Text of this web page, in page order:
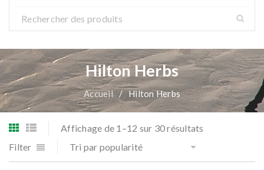
Hilton Herbs
Accueil / Hilton Herbs
Affichage de 1–12 sur 30 résultats
Filter
Tri par popularité